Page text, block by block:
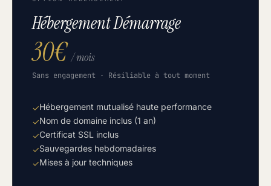
Hébergement Démarrage
30€/ mois
Sans engagement · Résiliable à tout moment
✓Hébergement mutualisé haute performance
✓Nom de domaine inclus (1 an)
✓Certificat SSL inclus
✓Sauvegardes hebdomadaires
✓Mises à jour techniques